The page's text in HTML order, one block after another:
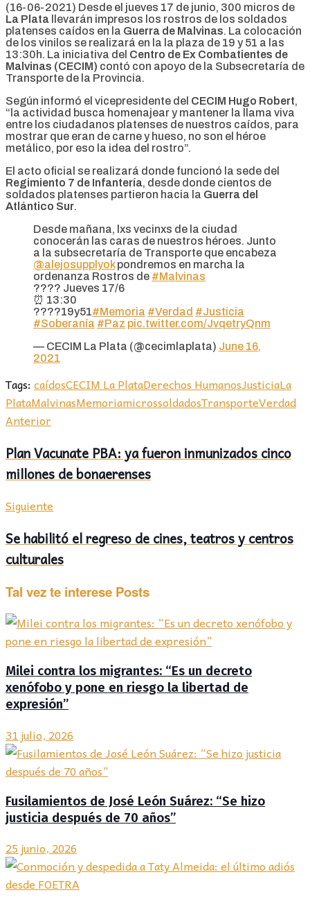
(16-06-2021) Desde el jueves 17 de junio, 300 micros de
La Plata llevarán impresos los rostros de los soldados
platenses caídos en la Guerra de Malvinas. La colocación
de los vinilos se realizará en la la plaza de 19 y 51 a las
13:30h. La iniciativa del Centro de Ex Combatientes de
Malvinas (CECIM) contó con apoyo de la Subsecretaría de
Transporte de la Provincia.
Según informó el vicepresidente del CECIM Hugo Robert,
“la actividad busca homenajear y mantener la llama viva
entre los ciudadanos platenses de nuestros caídos, para
mostrar que eran de carne y hueso, no son el héroe
metálico, por eso la idea del rostro”.
El acto oficial se realizará donde funcionó la sede del
Regimiento 7 de Infantería, desde donde cientos de
soldados platenses partieron hacia la Guerra del
Atlántico Sur.
Desde mañana, lxs vecinxs de la ciudad
conocerán las caras de nuestros héroes. Junto
a la subsecretaría de Transporte que encabeza
@alejosupplyokpondremos en marcha la
ordenanza Rostros de #Malvinas
???? Jueves 17/6
⏰ 13:30
????19y51#Memoria #Verdad #Justicia
#Soberanía #Paz pic.twitter.com/JvqetryQnm
— CECIM La Plata (@cecimlaplata) June 16,
2021
Tags: caídosCECIM La PlataDerechos HumanosJusticiaLa
PlataMalvinasMemoriamicrossoldadosTransporteVerdad
Anterior
Plan Vacunate PBA: ya fueron inmunizados cinco
millones de bonaerenses
Siguiente
Se habilitó el regreso de cines, teatros y centros
culturales
Tal vez te interese Posts
Milei contra los migrantes: “Es un decreto
xenófobo y pone en riesgo la libertad de
expresión”
31 julio, 2026
Fusilamientos de José León Suárez: “Se hizo
justicia después de 70 años”
25 junio, 2026